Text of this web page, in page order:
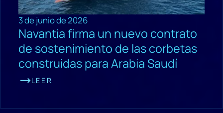
3 de junio de 2026
Navantia firma un nuevo contrato
de sostenimiento de las corbetas
construidas para Arabia Saudí
LEER